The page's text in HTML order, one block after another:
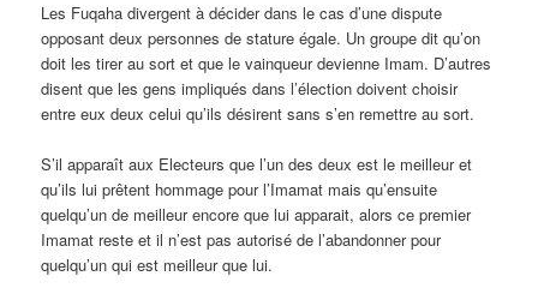
Les Fuqaha divergent à décider dans le cas d’une dispute
opposant deux personnes de stature égale. Un groupe dit qu’on
doit les tirer au sort et que le vainqueur devienne Imam. D’autres
disent que les gens impliqués dans l’élection doivent choisir
entre eux deux celui qu’ils désirent sans s’en remettre au sort.
S’il apparaît aux Electeurs que l’un des deux est le meilleur et
qu’ils lui prêtent hommage pour l’Imamat mais qu’ensuite
quelqu’un de meilleur encore que lui apparait, alors ce premier
Imamat reste et il n’est pas autorisé de l’abandonner pour
quelqu’un qui est meilleur que lui.